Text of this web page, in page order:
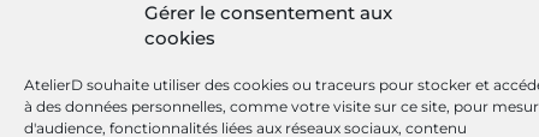
Gérer le consentement aux
cookies
AtelierD souhaite utiliser des cookies ou traceurs pour stocker et
à des données personnelles, comme votre visite sur ce site, pour
d'audience, fonctionnalités liées aux réseaux sociaux, contenu